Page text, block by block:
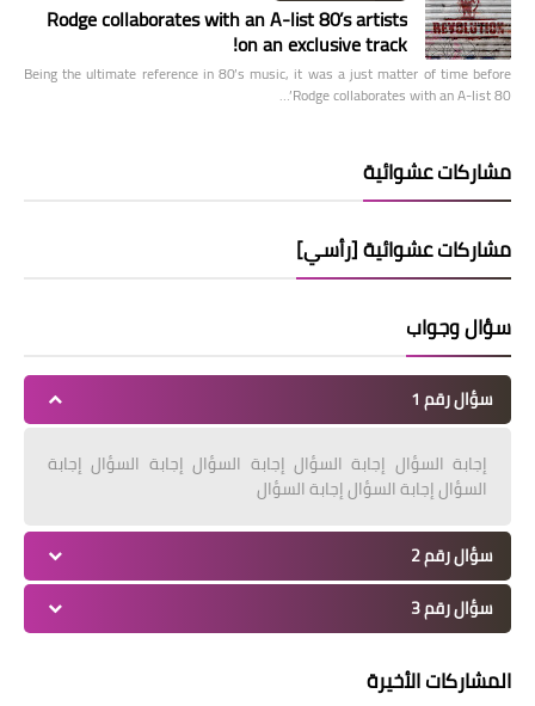
Rodge collaborates with an A-list 80’s artists
on an exclusive track!
Being the ultimate reference in 80’s music, it was a just matter of time before
Rodge collaborates with an A-list 80’…
مشاركات عشوائية
مشاركات عشوائية [رأسي]
سؤال وجواب
سؤال رقم 1
إجابة السؤال إجابة السؤال إجابة السؤال إجابة السؤال إجابة
السؤال إجابة السؤال إجابة السؤال
سؤال رقم 2
سؤال رقم 3
المشاركات الأخيرة